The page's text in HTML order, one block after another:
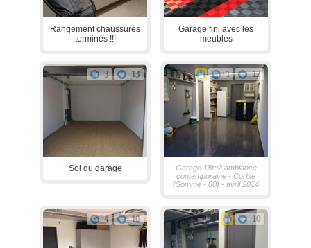
Rangement chaussures
terminés !!!
Garage fini avec les
meubles
3 13
Sol du garage
1 12
Garage 18m2 ambiance
contemporaine - Corbie
(Somme - 80) - avril 2014
4 10 10